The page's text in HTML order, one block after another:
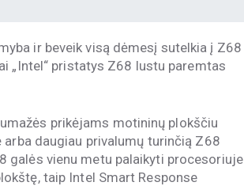
ir beveik visą dėmesį sutelkia į Z68
„Intel“ pristatys Z68 lustu paremtas
prikėjams motininų plokščiu
daugiau privalumų turinčią Z68
vienu metu palaikyti procesoriuje
taip Intel Smart Response